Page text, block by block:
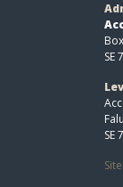
SE
SE